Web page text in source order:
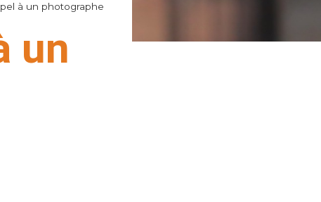
à un photographe
un